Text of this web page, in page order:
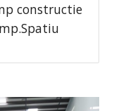
constructie